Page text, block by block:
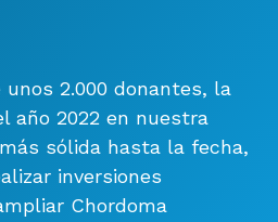
unos 2.000 donantes, la
año 2022 en nuestra
sólida hasta la fecha,
inversiones
Chordoma